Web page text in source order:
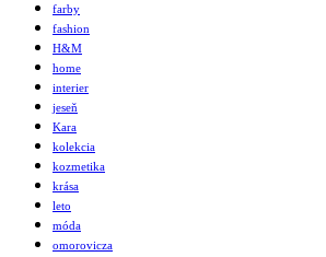
farby
fashion
H&M
home
interier
jeseň
Kara
kolekcia
kozmetika
krása
leto
móda
omorovicza